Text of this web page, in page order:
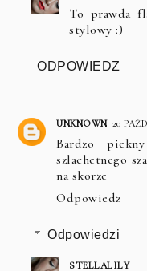
To prawda
stylowy :)
ODPOWIEDZ
UNKNOWN 20
Bardzo
szlachetnego
na skorze
Odpowiedz
Odpowiedzi
STELLALILY